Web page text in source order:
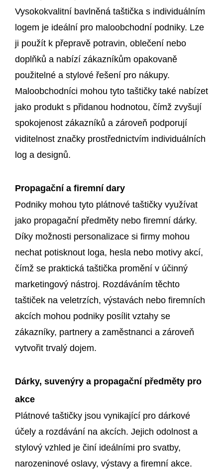
Vysokokvalitní bavlněná taštička s individuálním
logem je ideální pro maloobchodní podniky. Lze
ji použít k přepravě potravin, oblečení nebo
doplňků a nabízí zákazníkům opakovaně
použitelné a stylové řešení pro nákupy.
Maloobchodníci mohou tyto taštičky také nabízet
jako produkt s přidanou hodnotou, čímž zvyšují
spokojenost zákazníků a zároveň podporují
viditelnost značky prostřednictvím individuálních
log a designů.
Propagační a firemní dary
Podniky mohou tyto plátnové taštičky využívat
jako propagační předměty nebo firemní dárky.
Díky možnosti personalizace si firmy mohou
nechat potisknout loga, hesla nebo motivy akcí,
čímž se praktická taštička promění v účinný
marketingový nástroj. Rozdáváním těchto
taštiček na veletrzích, výstavách nebo firemních
akcích mohou podniky posílit vztahy se
zákazníky, partnery a zaměstnanci a zároveň
vytvořit trvalý dojem.
Dárky, suvenýry a propagační předměty pro
akce
Plátnové taštičky jsou vynikající pro dárkové
účely a rozdávání na akcích. Jejich odolnost a
stylový vzhled je činí ideálními pro svatby,
narozeninové oslavy, výstavy a firemní akce.